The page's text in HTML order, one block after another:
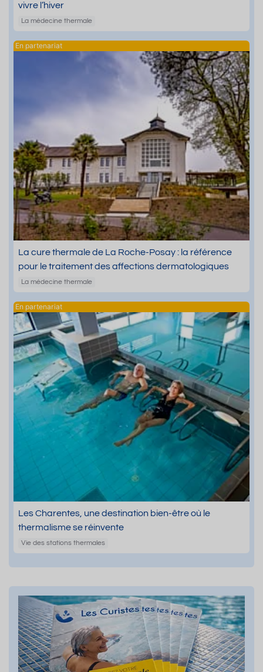
vivre l’hiver
La médecine thermale
La cure thermale de La Roche-Posay : la référence
pour le traitement des affections dermatologiques
La médecine thermale
Les Charentes, une destination bien-être où le
thermalisme se réinvente
Vie des stations thermales